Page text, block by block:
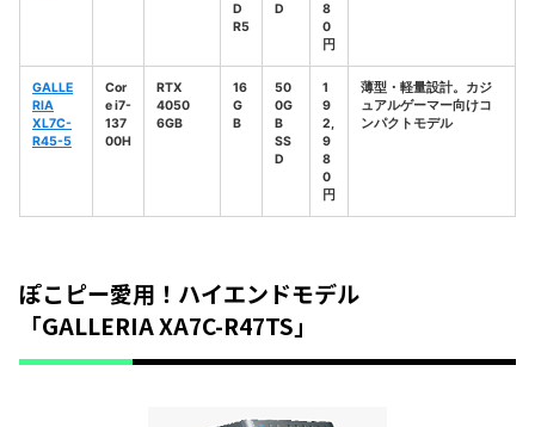
D
R5
D
8
0
円
GALLE
RIA
XL7C-
R45-5
Cor
e i7-
137
00H
RTX
4050
6GB
16
G
B
50
0G
B
SS
D
1
9
2,
9
8
0
円
薄型・軽量設計。カジ
ュアルゲーマー向けコ
ンパクトモデル
ぽこピー愛用！ハイエンドモデル
「GALLERIA XA7C-R47TS」